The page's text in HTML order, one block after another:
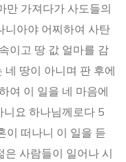
만 가져다가 사도들의
니아야 어찌하여 사탄
이고 땅 값 얼마를 감
땅이 아니며 판 후에
여 이 일을 네 마음에
요 하나님께로다 5
이 떠나니 이 일을 듣
사람들이 일어나 시